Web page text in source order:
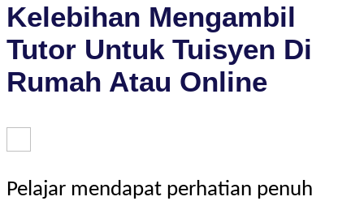
Kelebihan Mengambil
Tutor Untuk Tuisyen Di
Rumah Atau Online
Pelajar mendapat perhatian penuh